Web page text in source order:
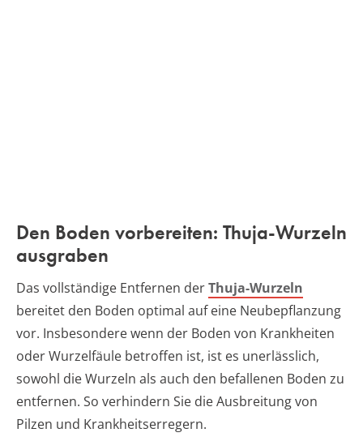
Den Boden vorbereiten: Thuja-Wurzeln
ausgraben
Das vollständige Entfernen derThuja-Wurzeln
bereitet den Boden optimal auf eine Neubepflanzung
vor. Insbesondere wenn der Boden von Krankheiten
oder Wurzelfäule betroffen ist, ist es unerlässlich,
sowohl die Wurzeln als auch den befallenen Boden zu
entfernen. So verhindern Sie die Ausbreitung von
Pilzen und Krankheitserregern.